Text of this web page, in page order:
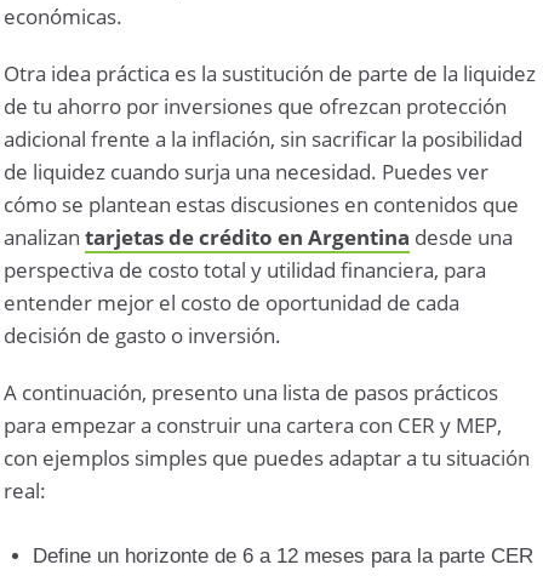
económicas.
Otra idea práctica es la sustitución de parte de la liquidez
de tu ahorro por inversiones que ofrezcan protección
adicional frente a la inflación, sin sacrificar la posibilidad
de liquidez cuando surja una necesidad. Puedes ver
cómo se plantean estas discusiones en contenidos que
analizantarjetas de crédito en Argentina desde una
perspectiva de costo total y utilidad financiera, para
entender mejor el costo de oportunidad de cada
decisión de gasto o inversión.
A continuación, presento una lista de pasos prácticos
para empezar a construir una cartera con CER y MEP,
con ejemplos simples que puedes adaptar a tu situación
real:
Define un horizonte de 6 a 12 meses para la parte CER